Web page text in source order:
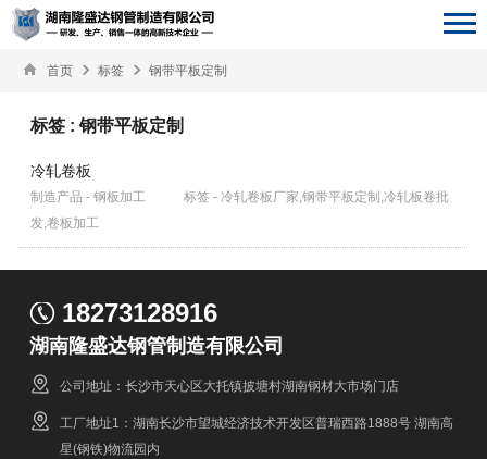
首页 标签 钢带平板定制
标签 : 钢带平板定制
冷轧卷板
制造产品 - 钢板加工
标签 - 冷轧卷板厂家,钢带平板定制,冷轧板卷批
发,卷板加工
18273128916
湖南隆盛达钢管制造有限公司
公司地址：长沙市天心区大托镇披塘村湖南钢材大市场门店
工厂地址1：湖南长沙市望城经济技术开发区普瑞西路1888号 湖南高
星(钢铁)物流园内